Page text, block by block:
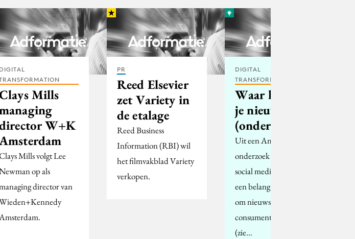
DIGITAL
Mills
W+K
Mills volgt Lee
op als
director van
PR
Reed Elsevier
zet Variety in
de etalage
Reed Business
Information (RBI) wil
het filmvakblad Variety
verkopen.
DIGITAL
TRANSFORMATION
Waar haal jij
je nieuws?
(onderzoek)
Uit een Amerikaans
onderzoek blijkt dat
social media nog niet
een belangrijke speler is
om nieuws bij de
consument te krijgen
(zie…